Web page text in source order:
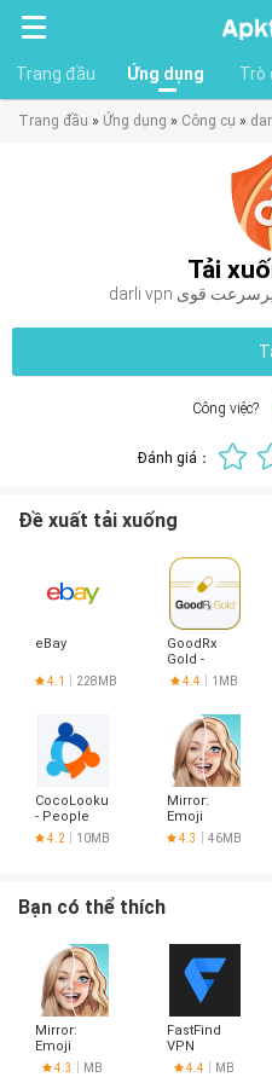
Trang đầu
Ứng dụng Trò
Trang đầu » Ứng dụng » Công cụ »
Tải
Công việc?
Đánh giá：
Đề xuất tải xuống
eBay
4.1 228MB
GoodRx
Gold -
Pharmacy
Discount
4.4 1MB
CocoLookup
- People
Finder
4.2 10MB
Mirror:
Emoji
meme
maker
4.3 46MB
Bạn có thể thích
Mirror:
Emoji
meme
maker
4.3 MB
FastFind
VPN
4.4 MB